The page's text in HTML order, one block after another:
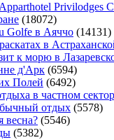
Privilodges
(18072)
Golfe в Аяччо (14131)
в
к морю в
д'Арк (6594)
Полей (6492)
в частном
отдых (5578)
весна? (5546)
(5382)